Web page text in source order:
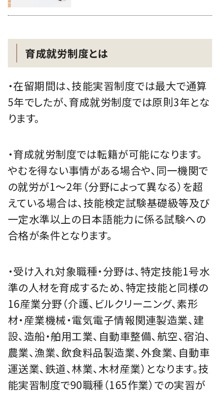
育成就労制度とは
・在留期間は、技能実習制度では最大で通算
5年でしたが、育成就労制度では原則3年とな
ります。
・育成就労制度では転籍が可能になります。
やむを得ない事情がある場合や、同一機関で
の就労が1～2年（分野によって異なる）を超
えている場合は、技能検定試験基礎級等及び
一定水準以上の日本語能力に係る試験への
合格が条件となります。
・受け入れ対象職種・分野は、特定技能1号水
準の人材を育成するため、特定技能と同様の
16産業分野（介護、ビルクリーニング、素形
材・産業機械・電気電子情報関連製造業、建
設、造船・舶用工業、自動車整備、航空、宿泊、
農業、漁業、飲食料品製造業、外食業、自動車
運送業、鉄道、林業、木材産業）となります。技
能実習制度で90職種（165作業）での実習が